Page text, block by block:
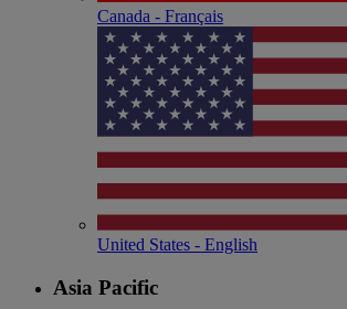
Canada - Français
United States - English
Asia Pacific